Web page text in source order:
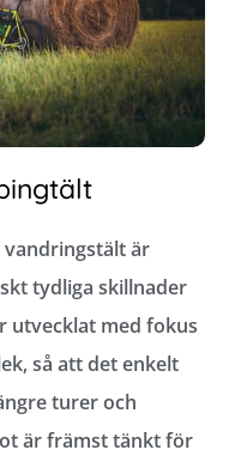
är
tydliga skillnader
utvecklat med fokus
så att det enkelt
turer och
är främst tänkt för